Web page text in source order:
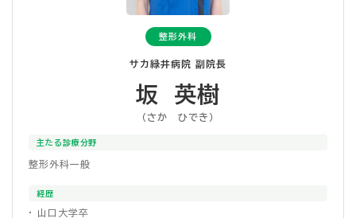
整形外科
サカ緑井病院 副院長
坂 英樹
（さか ひでき）
主たる診療分野
整形外科一般
経歴
・ 山口大学卒